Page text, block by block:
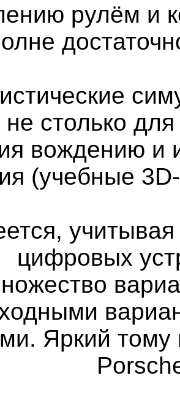
рулём и
столько
вождению и
(учебные
цифровых
Яркий